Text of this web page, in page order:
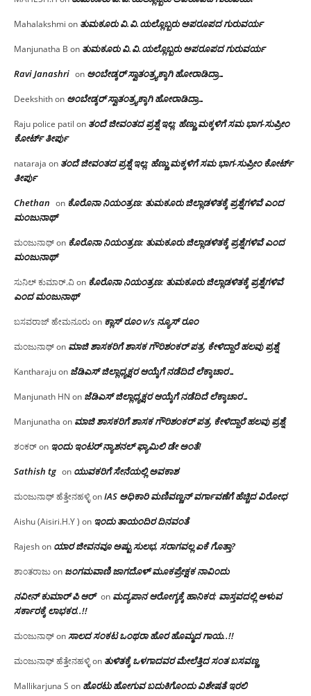
Mahalakshmi on ತುಮಕೂರು‌ ವಿ.ವಿ.ಯಲ್ಲೊಬ್ಬರು ಅಪರೂಪದ ಗುರುವರ್ಯ
Manjunatha B on ತುಮಕೂರು‌ ವಿ.ವಿ.ಯಲ್ಲೊಬ್ಬರು ಅಪರೂಪದ ಗುರುವರ್ಯ
Ravi Janashri on ಅಂಬೇಡ್ಕರ್ ಸ್ವಾತಂತ್ರ್ಯಕ್ಕಾಗಿ ಹೋರಾಡಿದ್ರಾ…
Deekshithon ಅಂಬೇಡ್ಕರ್ ಸ್ವಾತಂತ್ರ್ಯಕ್ಕಾಗಿ ಹೋರಾಡಿದ್ರಾ…
Raju police patil on ತಂದೆ ಜೀವಂತದ ಪ್ರಶ್ನೆ ಇಲ್ಲ: ಹೆಣ್ಣು ಮಕ್ಕಳಿಗೆ ಸಮ ಭಾಗ-ಸುಪ್ರೀಂ
ಕೋರ್ಟ್ ತೀರ್ಪು
nataraja on ತಂದೆ ಜೀವಂತದ ಪ್ರಶ್ನೆ ಇಲ್ಲ: ಹೆಣ್ಣು ಮಕ್ಕಳಿಗೆ ಸಮ ಭಾಗ-ಸುಪ್ರೀಂ ಕೋರ್ಟ್
ತೀರ್ಪು
Chethan on ಕೊರೊನಾ ನಿಯಂತ್ರಣ: ತುಮಕೂರು ಜಿಲ್ಲಾಡಳಿತಕ್ಕೆ ಪ್ರಶ್ನೆಗಳಿವೆ ಎಂದ
ಮಂಜು‌ನಾಥ್
ಮಂಜುನಾಥ್on ಕೊರೊನಾ ನಿಯಂತ್ರಣ: ತುಮಕೂರು ಜಿಲ್ಲಾಡಳಿತಕ್ಕೆ ಪ್ರಶ್ನೆಗಳಿವೆ ಎಂದ
ಮಂಜು‌ನಾಥ್
ಸುನಿಲ್ ಕುಮಾರ್.ವಿon ಕೊರೊನಾ ನಿಯಂತ್ರಣ: ತುಮಕೂರು ಜಿಲ್ಲಾಡಳಿತಕ್ಕೆ ಪ್ರಶ್ನೆಗಳಿವೆ
ಎಂದ ಮಂಜು‌ನಾಥ್
ಬಸವರಾಜ್ ಹೇಮನೂರುon ಕ್ಲಾಸ್ ರೂಂ v/s ನ್ಯೂಸ್ ರೂಂ
ಮಂಜುನಾಥ್on ಮಾಜಿ ಶಾಸಕರಿಗೆ ಶಾಸಕ ಗೌರಿಶಂಕರ್ ಪತ್ರ, ಕೇಳಿದ್ದಾರೆ ಹಲವು ಪ್ರಶ್ನೆ
Kantharajuon ಜೆಡಿಎಸ್ ಜಿಲ್ಲಾಧ್ಯಕ್ಷರ ಆಯ್ಕೆಗೆ ನಡೆದಿದೆ ಲೆಕ್ಕಾಚಾರ…
Manjunath HN on ಜೆಡಿಎಸ್ ಜಿಲ್ಲಾಧ್ಯಕ್ಷರ ಆಯ್ಕೆಗೆ ನಡೆದಿದೆ ಲೆಕ್ಕಾಚಾರ…
Manjunatha on ಮಾಜಿ ಶಾಸಕರಿಗೆ ಶಾಸಕ ಗೌರಿಶಂಕರ್ ಪತ್ರ, ಕೇಳಿದ್ದಾರೆ ಹಲವು ಪ್ರಶ್ನೆ
ಶಂಕರ್on ಇಂದು ಇಂಟರ್ ನ್ಯಾಶನಲ್ ಫ್ಯಾಮಿಲಿ ಡೇ ಅಂತೆ!
Sathish tg on ಯುವಕರಿಗೆ ಸೇನೆಯಲ್ಲಿ ಅವಕಾಶ
ಮಂಜುನಾಥ್ ಹೆತ್ತೇನಹಳ್ಳಿonIAS ಅಧಿಕಾರಿ ಮಣಿವಣ್ಣನ್ ವರ್ಗಾವಣೆಗೆ ಹೆಚ್ಚಿದ‌ ವಿರೋಧ
Aishu (Aisiri.H.Y ) on ಇಂದು ತಾಯಂದಿರ ದಿನವಂತೆ
Rajeshon ಯಾರ ಜೀವನವೂ ಅಷ್ಟು ಸುಲಭ, ಸರಾಗವಲ್ಲ ಏಕೆ ಗೊತ್ತಾ?
ಶಾಂತರಾಜುon ಜಂಗಮವಾಣಿ ಜಾಗದೊಳ್ ಮೂಕಪ್ರೇಕ್ಷಕ ನಾವಿಂದು
ನವೀನ್ ಕುಮಾರ್ ಪಿ ಆರ್ on ಮದ್ಯಪಾನ ಆರೋಗ್ಯಕ್ಕೆ ಹಾನಿಕರ; ವಾಸ್ತವದಲ್ಲಿ ಅಳುವ
ಸರ್ಕಾರಕ್ಕೆ ಲಾಭಕರ..!!
ಮಂಜುನಾಥ್onಸಾಲದ ಸಂಕಟ ಒಂಥರಾ ಹೊರ ಹೊಮ್ಮದ ಗಾಯ..!!
ಮಂಜುನಾಥ್ ಹೆತ್ತೇನಹಳ್ಳಿon ತುಳಿತಕ್ಕೆ ಒಳಗಾದವರ ಮೇಲೆತ್ತಿದ ಸಂತ ಬಸವಣ್ಣ
Mallikarjuna S on ಹೊರಟು ಹೋಗುವ ಬದುಕಿಗೊಂದು ವಿಶೇಷತೆ ಇರಲಿ